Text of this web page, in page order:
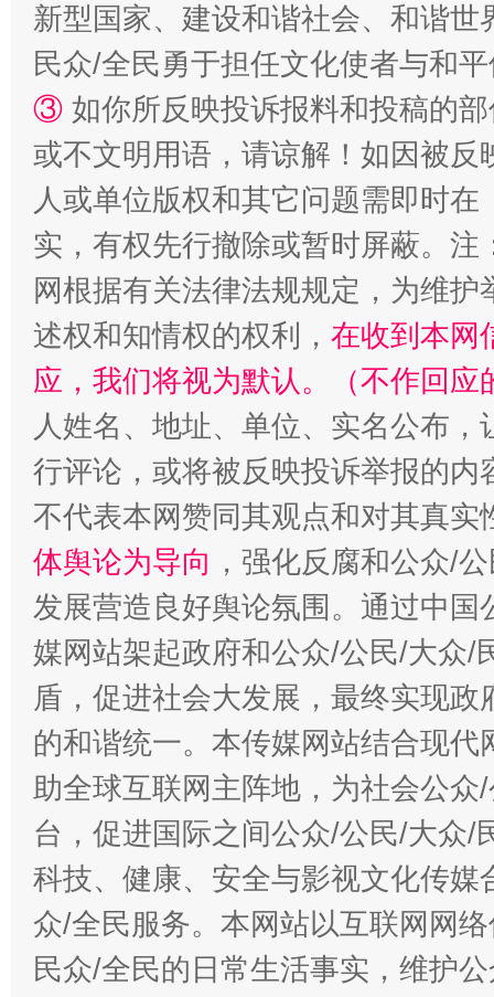
新型国家、建设和谐社会、和谐
民众/全民勇于担任文化使者与和
③ 如你所反映投诉报料和投稿的
或不文明用语，请谅解！如因被
人或单位版权和其它问题需即时在
实，有权先行撤除或暂时屏蔽。
网根据有关法律法规规定，为维
述权和知情权的权利， 在收到本网
应，我们将视为默认。（不作回应
人姓名、地址、单位、实名公布
行评论，或将被反映投诉举报的
不代表本网赞同其观点和对其真实
体舆论为导向 ，强化反腐和公众/
发展营造良好舆论氛围。通过中
媒网站架起政府和公众/公民/大众/
盾，促进社会大发展，最终实现
的和谐统一。本传媒网站结合现
助全球互联网主阵地，为社会公
台，促进国际之间公众/公民/大众/
科技、健康、安全与影视文化传
众/全民服务。本网站以互联网网
民众/全民的日常生活事实，维护